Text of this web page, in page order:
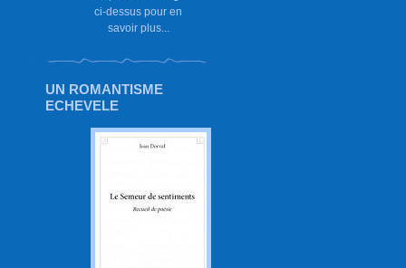
ci-dessus pour en
savoir plus...
UN ROMANTISME
ECHEVELE